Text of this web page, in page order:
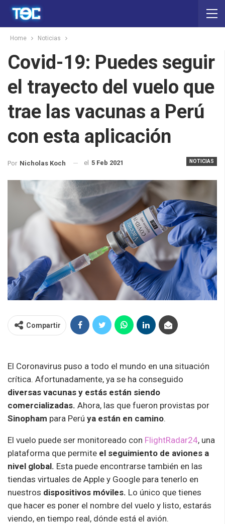
Home Noticias
Covid-19: Puedes seguir
el trayecto del vuelo que
trae las vacunas a Perú
con esta aplicación
NOTICIAS
Por Nicholas Koch el 5 Feb 2021
Compartir
El Coronavirus puso a todo el mundo en una situación
crítica. Afortunadamente, ya se ha conseguido
diversas vacunas y estás están siendo
comercializadas. Ahora, las que fueron provistas por
Sinopham para Perú ya están en camino.
El vuelo puede ser monitoreado con FlightRadar24, una
plataforma que permite el seguimiento de aviones a
nivel global. Esta puede encontrarse también en las
tiendas virtuales de Apple y Google para tenerlo en
nuestros dispositivos móviles. Lo único que tienes
que hacer es poner el nombre del vuelo y listo, estarás
viendo, en tiempo real, dónde está el avión.